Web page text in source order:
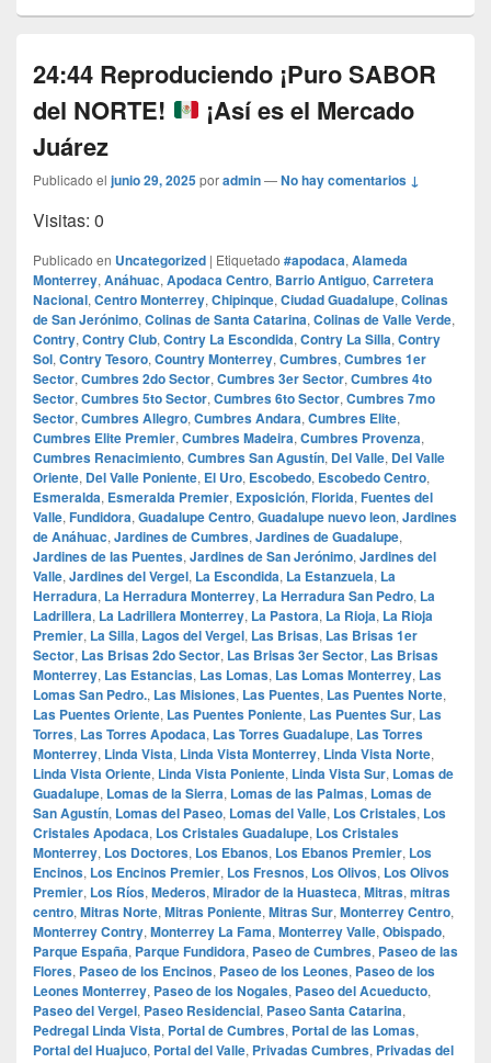
24:44 Reproduciendo ¡Puro SABOR
del NORTE!
¡Así es el Mercado
Juárez
Publicado el junio 29, 2025poradmin—No hay comentarios ↓
Visitas: 0
Publicado en Uncategorized | Etiquetado #apodaca, Alameda
Monterrey, Anáhuac, Apodaca Centro, Barrio Antiguo, Carretera
Nacional, Centro Monterrey, Chipinque, Ciudad Guadalupe, Colinas
de San Jerónimo, Colinas de Santa Catarina, Colinas de Valle Verde,
Contry, Contry Club, Contry La Escondida, Contry La Silla, Contry
Sol, Contry Tesoro, Country Monterrey, Cumbres, Cumbres 1er
Sector, Cumbres 2do Sector, Cumbres 3er Sector, Cumbres 4to
Sector, Cumbres 5to Sector, Cumbres 6to Sector, Cumbres 7mo
Sector, Cumbres Allegro, Cumbres Andara, Cumbres Elite,
Cumbres Elite Premier, Cumbres Madeira, Cumbres Provenza,
Cumbres Renacimiento, Cumbres San Agustín, Del Valle, Del Valle
Oriente, Del Valle Poniente, El Uro, Escobedo, Escobedo Centro,
Esmeralda, Esmeralda Premier, Exposición, Florida, Fuentes del
Valle, Fundidora, Guadalupe Centro, Guadalupe nuevo leon, Jardines
de Anáhuac, Jardines de Cumbres, Jardines de Guadalupe,
Jardines de las Puentes, Jardines de San Jerónimo, Jardines del
Valle, Jardines del Vergel, La Escondida, La Estanzuela, La
Herradura, La Herradura Monterrey, La Herradura San Pedro, La
Ladrillera, La Ladrillera Monterrey, La Pastora, La Rioja, La Rioja
Premier, La Silla, Lagos del Vergel, Las Brisas, Las Brisas 1er
Sector, Las Brisas 2do Sector, Las Brisas 3er Sector, Las Brisas
Monterrey, Las Estancias, Las Lomas, Las Lomas Monterrey, Las
Lomas San Pedro., Las Misiones, Las Puentes, Las Puentes Norte,
Las Puentes Oriente, Las Puentes Poniente, Las Puentes Sur, Las
Torres, Las Torres Apodaca, Las Torres Guadalupe, Las Torres
Monterrey, Linda Vista, Linda Vista Monterrey, Linda Vista Norte,
Linda Vista Oriente, Linda Vista Poniente, Linda Vista Sur, Lomas de
Guadalupe, Lomas de la Sierra, Lomas de las Palmas, Lomas de
San Agustín, Lomas del Paseo, Lomas del Valle, Los Cristales, Los
Cristales Apodaca, Los Cristales Guadalupe, Los Cristales
Monterrey, Los Doctores, Los Ebanos, Los Ebanos Premier, Los
Encinos, Los Encinos Premier, Los Fresnos, Los Olivos, Los Olivos
Premier, Los Ríos, Mederos, Mirador de la Huasteca, Mitras, mitras
centro, Mitras Norte, Mitras Poniente, Mitras Sur, Monterrey Centro,
Monterrey Contry, Monterrey La Fama, Monterrey Valle, Obispado,
Parque España, Parque Fundidora, Paseo de Cumbres, Paseo de las
Flores, Paseo de los Encinos, Paseo de los Leones, Paseo de los
Leones Monterrey, Paseo de los Nogales, Paseo del Acueducto,
Paseo del Vergel, Paseo Residencial, Paseo Santa Catarina,
Pedregal Linda Vista, Portal de Cumbres, Portal de las Lomas,
Portal del Huajuco, Portal del Valle, Privadas Cumbres, Privadas del